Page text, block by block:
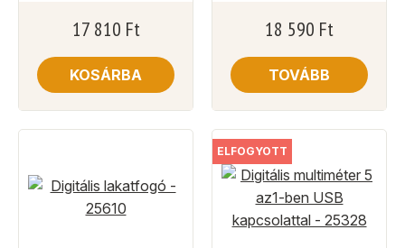
17 810 Ft
KOSÁRBA
18 590 Ft
TOVÁBB
ELFOGYOTT